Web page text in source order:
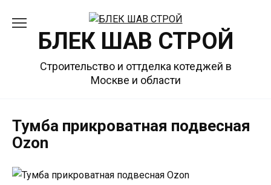
содержаниюБЛЕК ШАВ СТРОЙ
Строительство и оттделка котеджей в
Москве и области
Тумба прикроватная подвесная
Ozon